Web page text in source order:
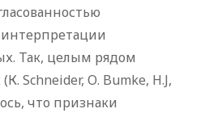
Так, целым рядом
Schneider, О. Bumke, H.J,
что признаки